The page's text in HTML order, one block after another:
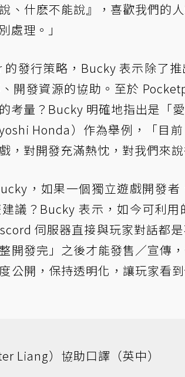
、什麽不能說』，喜歡我們的
處理。」
發行策略，Bucky 表示除了
開發資源的協助。至於
考量？Bucky 明確地指出是「
Honda）作為舉例，「目
，對開發充滿熱忱，對我們來說
，如果一個獨立遊戲開發
議？Bucky 表示，如今可利
伺服器直接與玩家對話都
開發完」之後才能發售／宣傳
公開，保持透明化，讓玩家看
Liang）協助口譯（英中）